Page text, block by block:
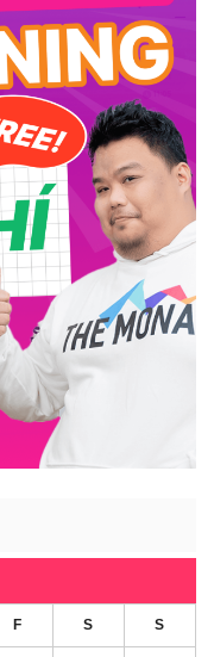
F S S